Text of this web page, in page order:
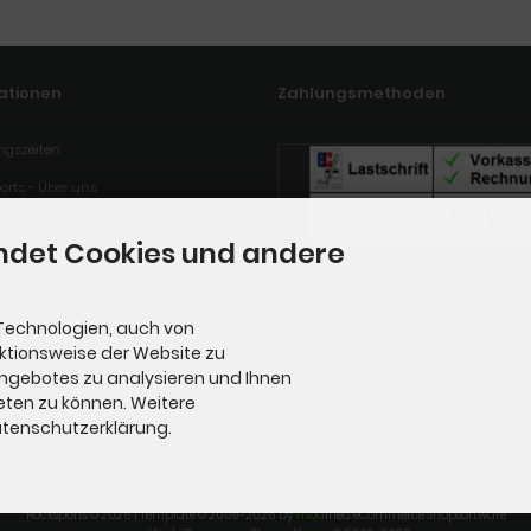
- Über uns
Zahlungsmethoden
Rocksports © 2026 | Template © 2009-2026 bymodified eCommerce Shopsoftware
Cookies und andere
auch von
der Website zu
zu analysieren und Ihnen
zu können. Weitere